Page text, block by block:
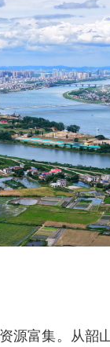
源富集。从韶